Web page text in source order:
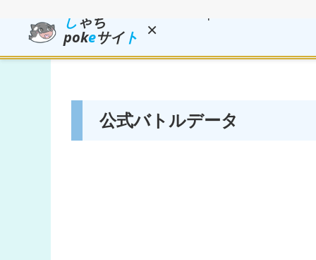
しゃち
pokeサイト ×
公式バトルデータ